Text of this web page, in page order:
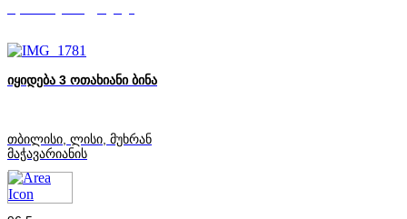
იყიდება 3 ოთახიანი ბინა
თბილისი, ლისი, მუხრან
მაჭავარიანის